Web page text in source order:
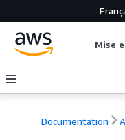
Mise
Documentation